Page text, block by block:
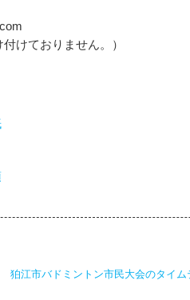
けておりません。）
狛江市バドミントン市民大会のタイム